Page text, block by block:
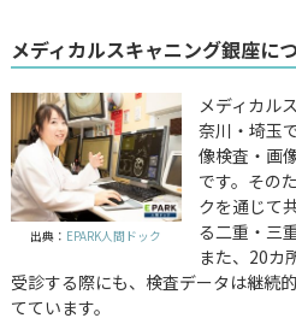
メディカルスキャニング銀座に
出典： EPARK人間ドック
メディカル
奈川・埼玉
像検査・画
です。その
クを通じて
る二重・三
また、20カ
受診する際にも、検査データは継続
てています。